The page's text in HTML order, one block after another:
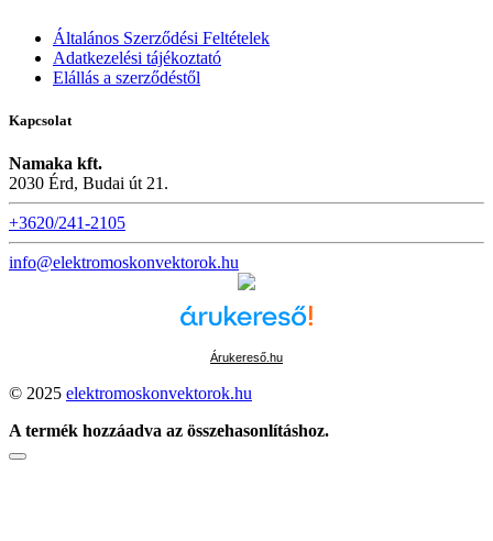
Általános Szerződési Feltételek
Adatkezelési tájékoztató
Elállás a szerződéstől
Kapcsolat
Namaka kft.
2030 Érd, Budai út 21.
+3620/241-2105
info@elektromoskonvektorok.hu
Árukereső.hu
© 2025 elektromoskonvektorok.hu
A termék hozzáadva az összehasonlításhoz.